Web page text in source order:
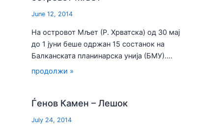
June 12, 2014
На островот Мљет (Р. Хрватска) од 30 мај
до 1 јуни беше одржан 15 состанок на
Балканската планинарска унија (БМУ).…
продолжи »
Ѓeнов Камен – Лешок
July 24, 2014